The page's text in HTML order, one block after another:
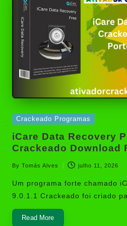
Posted
Crackeado Programas
iCare Data Recovery
Crackeado Download
Posted
by
By Tomás Alves julho 11, 2026
Um programa forte chamado
9.0.1.1 Crackeado foi criado
Read More